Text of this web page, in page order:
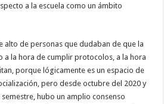
a la escuela como un ámbito
alto de personas que dudaban de que la
a la hora de cumplir protocolos, a la hora
porque lógicamente es un espacio de
pero desde octubre del 2020 y
hubo un amplio consenso